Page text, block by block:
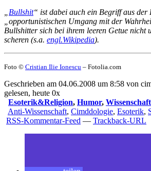
Bullshit“ ist dabei auch ein Begriff aus der
„opportunistischen Umgang mit der
Bullshitter sich bei ihrem leeren Getue nicht
scheren (s.a. engl.Wikipedia).
Foto © Cristian Ilie Ionescu – Fotolia.com
Geschrieben am 04.06.2008 um 8:58 von
gelesen, heute 0x
Esoterik&Religion, Humor, Wissenschaft
Anti-Wissenschaft, Cimddologie, Esoterik,
RSS-Kommentar-Feed — Trackback-URL